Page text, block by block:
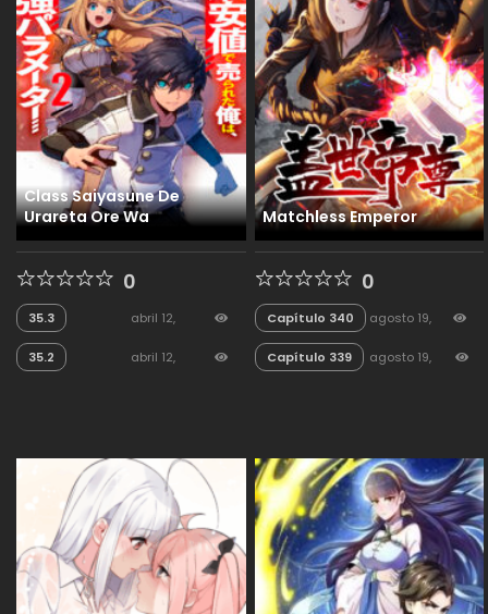
Class Saiyasune De
Urareta Ore Wa
0
35.3
abril 12,
35.2
abril 12,
Matchless Emperor
0
Capítulo 340
agosto 19,
Capítulo 339
agosto 19,